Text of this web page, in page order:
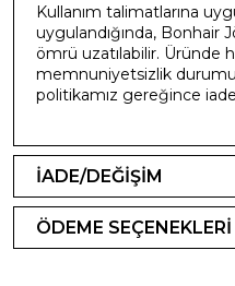
Kullanım talimatlarına
uygulandığında, Bonhair
ömrü uzatılabilir. Üründe
memnuniyetsizlik
politikamız gereğince
İADE/DEĞİŞİM
ÖDEME SEÇENEKLERİ